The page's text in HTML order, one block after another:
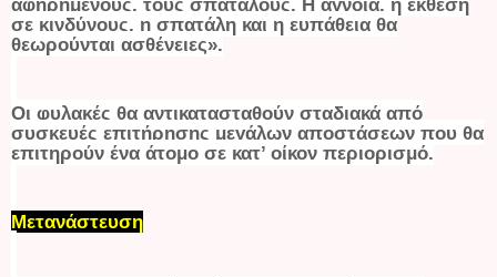
σε κινδύνους, η σπατάλη και η ευπάθεια θα
θεωρούνται ασθένειες».
Οι φυλακές θα αντικατασταθούν σταδιακά από
συσκευές επιτήρησης μεγάλων αποστάσεων που θα
επιτηρούν ένα άτομο σε κατ’ οίκον περιορισμό.
Μετανάστευση